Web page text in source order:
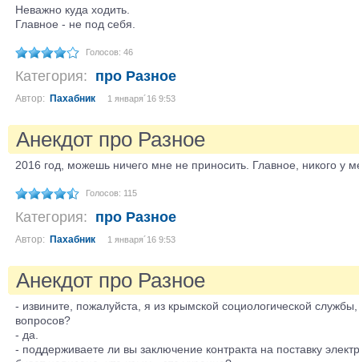
Неважно куда ходить.
Главное - не под себя.
Голосов: 46
Категория: про Разное
Автор: Пахабник 1 января´16 9:53
Анекдот про Разное
2016 год, можешь ничего мне не приносить. Главное, никого у
Голосов: 115
Категория: про Разное
Автор: Пахабник 1 января´16 9:53
Анекдот про Разное
- извините, пожалуйста, я из крымской социологической
вопросов?
- да.
- поддерживаете ли вы заключение контракта на поставку